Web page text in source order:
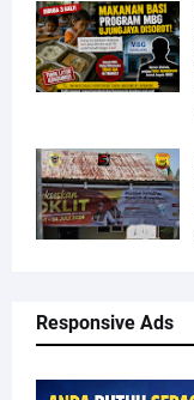
Responsive Ads